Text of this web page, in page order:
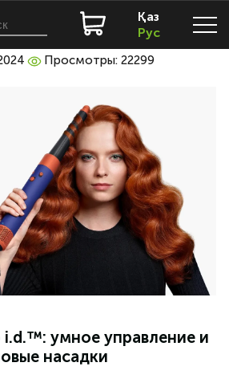
Қаз
Рус
Просмотры: 22299
i.d.™: умное управление и
насадки